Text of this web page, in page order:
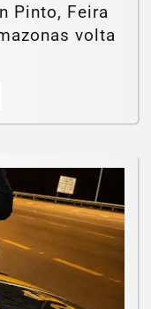
Pinto, Feira
volta